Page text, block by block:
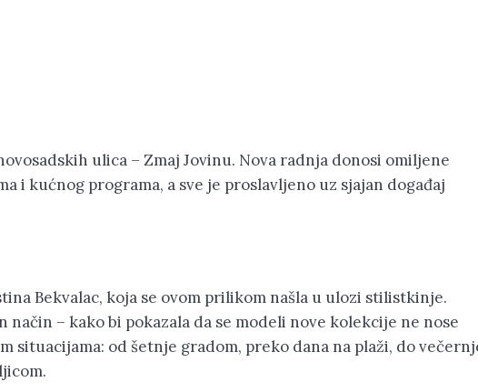
ulica – Zmaj Jovinu. Nova radnja donosi omiljene
i kućnog programa, a sve je proslavljeno uz sjajan događaj
Bekvalac, koja se ovom prilikom našla u ulozi stilistkinje.
način – kako bi pokazala da se modeli nove kolekcije ne nose
situacijama: od šetnje gradom, preko dana na plaži, do